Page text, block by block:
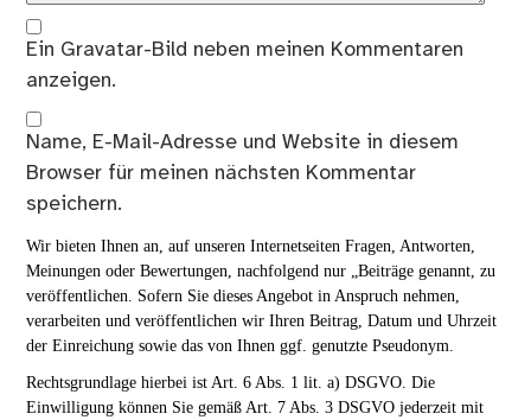
Ein Gravatar-Bild neben meinen Kommentaren
anzeigen.
Name, E-Mail-Adresse und Website in diesem
Browser für meinen nächsten Kommentar
speichern.
Wir bieten Ihnen an, auf unseren Internetseiten Fragen, Antworten,
Meinungen oder Bewertungen, nachfolgend nur „Beiträge genannt, zu
veröffentlichen. Sofern Sie dieses Angebot in Anspruch nehmen,
verarbeiten und veröffentlichen wir Ihren Beitrag, Datum und Uhrzeit
der Einreichung sowie das von Ihnen ggf. genutzte Pseudonym.
Rechtsgrundlage hierbei ist Art. 6 Abs. 1 lit. a) DSGVO. Die
Einwilligung können Sie gemäß Art. 7 Abs. 3 DSGVO jederzeit mit